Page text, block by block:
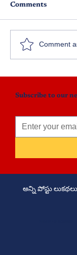
Comments
Comment
Subscribe to our
అన్ని పోస్టు లుకథలు